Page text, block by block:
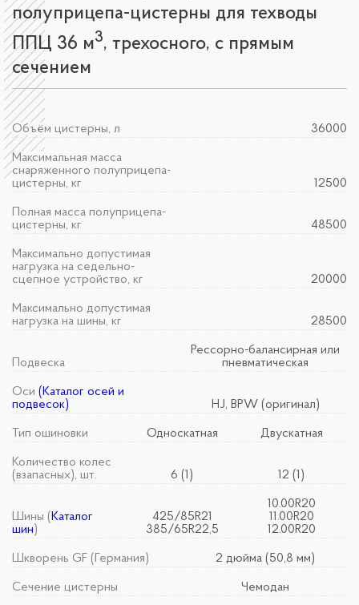
полуприцепа-цистерны для техводы
ППЦ 36 м3, трехосного, с прямым
сечением
Объём цистерны, л 36000
Максимальная масса
снаряженного полуприцепа-
цистерны, кг
12500
Полная масса полуприцепа-
цистерны, кг
48500
Максимально допустимая
нагрузка на седельно-
сцепное устройство, кг
20000
Максимально допустимая
нагрузка на шины, кг
28500
Подвеска
Рессорно-балансирная или
пневматическая
Оси (Каталог осей и
подвесок)
HJ, BPW (оригинал)
Тип ошиновки Односкатная Двускатная
Количество колес
(взапасных), шт.
6 (1) 12 (1)
Шины ( Каталог
шин)
425/85R21
385/65R22,5
10.00R20
11.00R20
12.00R20
Шкворень GF (Германия) 2 дюйма (50,8 мм)
Сечение цистерны Чемодан